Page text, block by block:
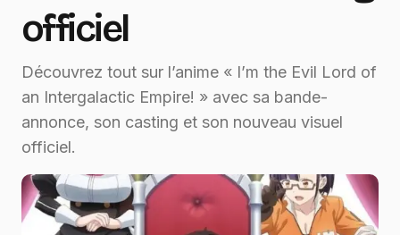
officiel
Découvrez tout sur l’anime « I’m the Evil Lord of
an Intergalactic Empire! » avec sa bande-
annonce, son casting et son nouveau visuel
officiel.